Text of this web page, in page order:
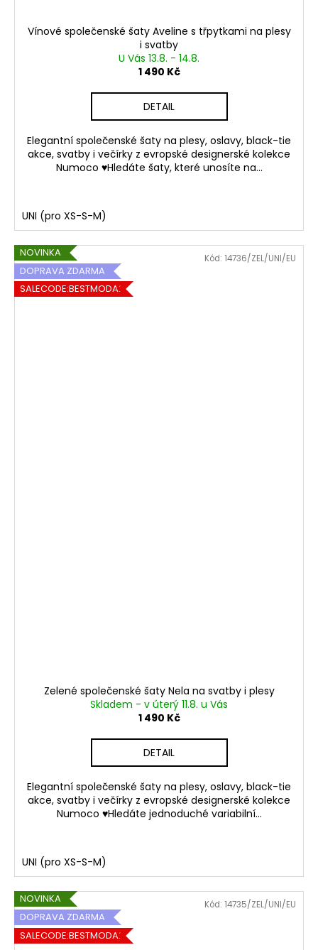
Vínové společenské šaty Aveline s třpytkami na plesy
i svatby
U Vás 13.8. - 14.8.
1 490 Kč
DETAIL
Elegantní společenské šaty na plesy, oslavy, black-tie
akce, svatby i večírky z evropské designerské kolekce
Numoco ♥Hledáte šaty, které unosíte na...
UNI (pro XS-S-M)
NOVINKA
DOPRAVA ZDARMA
SALECODE:BESTMODA20:20:%
Zelené společenské šaty Nela na svatby i plesy
Skladem - v úterý 11.8. u Vás
1 490 Kč
DETAIL
Elegantní společenské šaty na plesy, oslavy, black-tie
akce, svatby i večírky z evropské designerské kolekce
Numoco ♥Hledáte jednoduché variabilní...
UNI (pro XS-S-M)
Kód: 14736/ZEL/UNI/EU
NOVINKA
DOPRAVA ZDARMA
SALECODE:BESTMODA20:20:%
Kód: 14735/ZEL/UNI/EU